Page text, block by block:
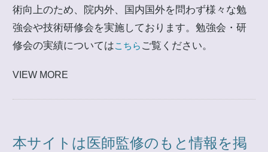
術向上のため、院内外、国内国外を問わず様々な勉
強会や技術研修会を実施しております。勉強会・研
修会の実績についてはこちら ご覧ください。
VIEW MORE
本サイトは医師監修のもと情報を掲